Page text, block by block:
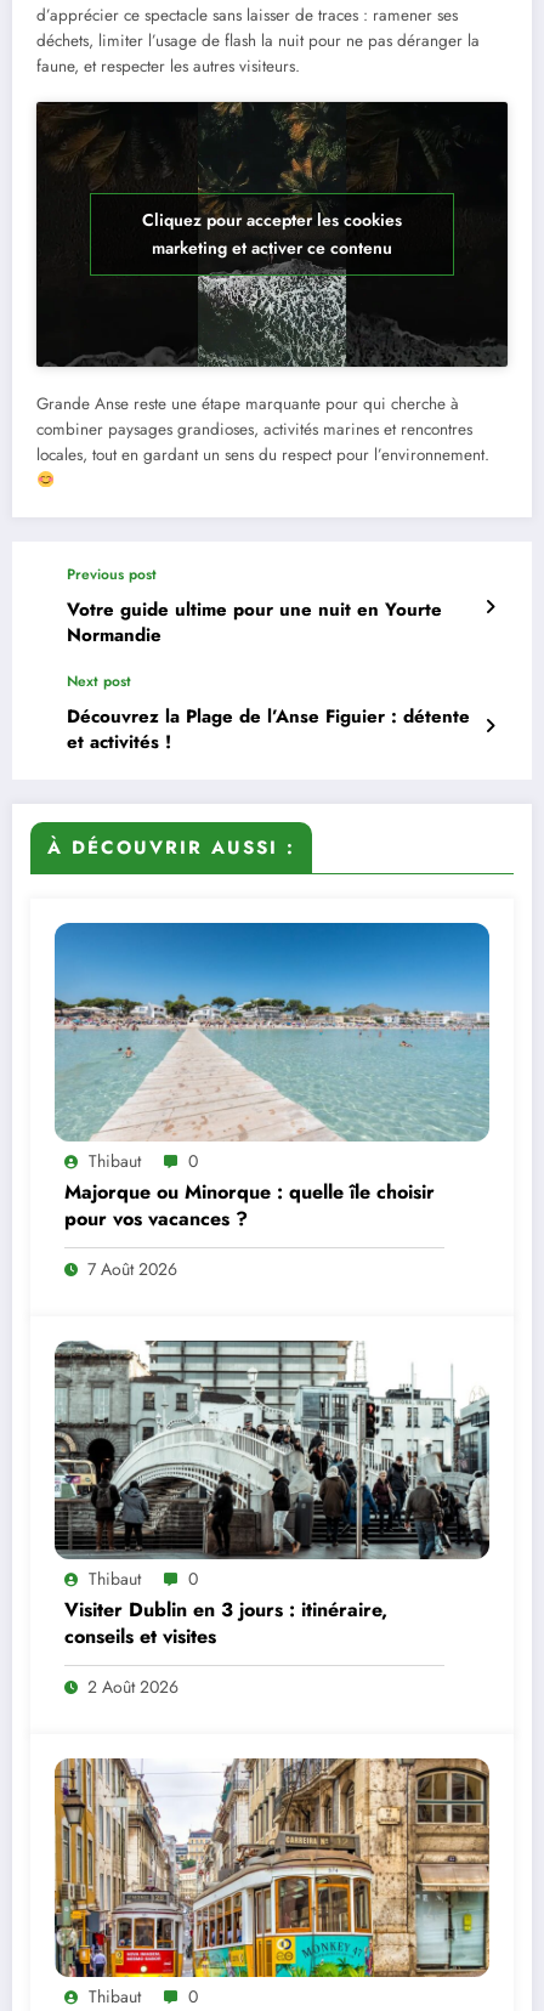
d’apprécier ce spectacle sans laisser de traces : ramener ses
déchets, limiter l’usage de flash la nuit pour ne pas déranger la
faune, et respecter les autres visiteurs.
Cliquez pour accepter les cookies
marketing et activer ce contenu
Grande Anse reste une étape marquante pour qui cherche à
combiner paysages grandioses, activités marines et rencontres
locales, tout en gardant un sens du respect pour l’environnement.
Previous post
Votre guide ultime pour une nuit en Yourte
Normandie
Next post
Découvrez la Plage de l’Anse Figuier : détente
et activités !
À DÉCOUVRIR AUSSI :
Thibaut 0
Majorque ou Minorque : quelle île choisir
pour vos vacances ?
7 Août 2026
Thibaut 0
Visiter Dublin en 3 jours : itinéraire,
conseils et visites
2 Août 2026
Thibaut 0